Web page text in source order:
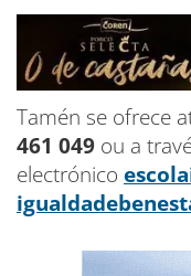
Tamén se ofrece
461 049 ou a
electrónico